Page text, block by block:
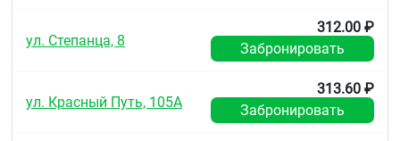
ул. Степанца, 8
312.00 ₽
Забронировать
ул. Красный Путь, 105А
313.60 ₽
Забронировать